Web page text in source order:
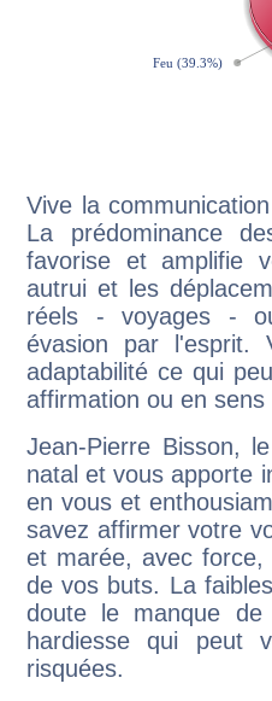
Vive la
La prédominance
favorise et amplifie
autrui et les
réels - voyages -
évasion par l'esprit.
adaptabilité ce qui
affirmation ou en
Jean-Pierre Bisson,
natal et vous apporte
en vous et
savez affirmer votre
et marée, avec
de vos buts. La
doute le manque
hardiesse qui peut
risquées.